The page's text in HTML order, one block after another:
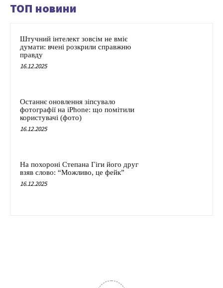
ТОП новини
Штучний інтелект зовсім не вміє
думати: вчені розкрили справжню
правду
16.12.2025
Останнє оновлення зіпсувало
фотографії на iPhone: що помітили
користувачі (фото)
16.12.2025
На похороні Степана Гіги його друг
взяв слово: “Можливо, це фейк”
16.12.2025